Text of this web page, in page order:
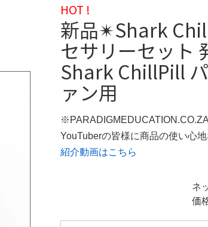
HOT !
新品✴︎Shark
セサリーセット
Shark ChillPill
ァン用
YouTuberの皆様に商品の使い心
紹介動画はこちら
ネ
価